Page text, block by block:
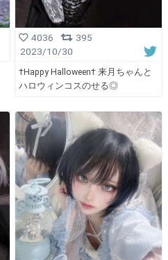
4036
395
2023/10/30
†Happy Halloween† 来月ちゃんと
ハロウィンコスのせる◎